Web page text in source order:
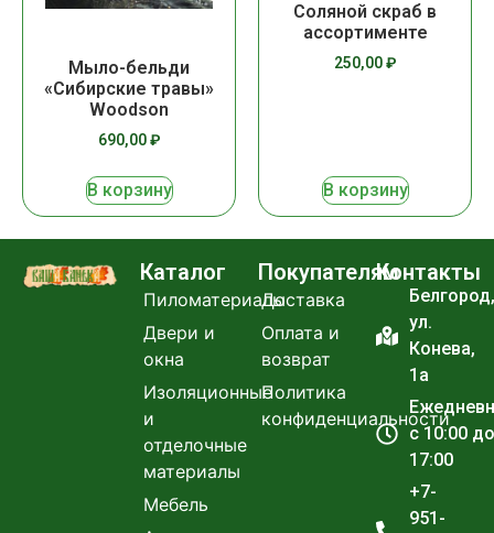
Мыло-бельди
«Сибирские травы»
Woodson
690,00₽
В корзину
Соляной скраб в
ассортименте
250,00₽
В корзину
Каталог
Пиломатериалы
Двери и
окна
Изоляционные
и
отделочные
материалы
Мебель
Покупателям
Доставка
Оплата и
возврат
Политика
конфиденциальности
Контакты
Белгород,
ул.
Конева,
1а
с 10:00 до
17:00
+7-
951-